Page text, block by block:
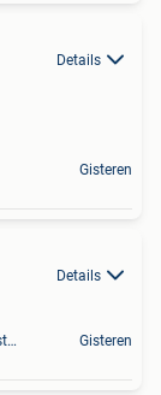
Details
Gisteren
Details
Oostende Zandvoorde +Oostende Gisteren